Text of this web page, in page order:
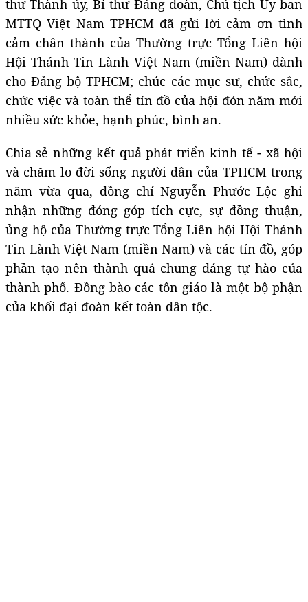
thư Thành ủy, Bí thư Đảng đoàn, Chủ tịch Ủy ban
MTTQ Việt Nam TPHCM đã gửi lời cảm ơn tình
cảm chân thành của Thường trực Tổng Liên hội
Hội Thánh Tin Lành Việt Nam (miền Nam) dành
cho Đảng bộ TPHCM; chúc các mục sư, chức sắc,
chức việc và toàn thể tín đồ của hội đón năm mới
nhiều sức khỏe, hạnh phúc, bình an.
Chia sẻ những kết quả phát triển kinh tế - xã hội
và chăm lo đời sống người dân của TPHCM trong
năm vừa qua, đồng chí Nguyễn Phước Lộc ghi
nhận những đóng góp tích cực, sự đồng thuận,
ủng hộ của Thường trực Tổng Liên hội Hội Thánh
Tin Lành Việt Nam (miền Nam) và các tín đồ, góp
phần tạo nên thành quả chung đáng tự hào của
thành phố. Đồng bào các tôn giáo là một bộ phận
của khối đại đoàn kết toàn dân tộc.